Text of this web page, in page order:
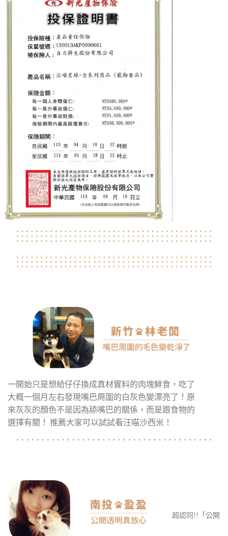
一開始只是想給仔仔換成真材實料的肉塊鮮食，吃了
大概一個月左右發現嘴巴周圍的白灰色變漂亮了！原
來灰灰的顏色不是因為舔嘴巴的關係，而是跟食物的
選擇有關！ 推薦大家可以試試看汪喵沙西米！
超認同!!「公開